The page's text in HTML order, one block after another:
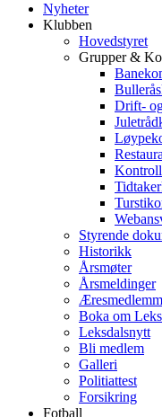
Nyheter
Klubben
Hovedstyret
Grupper &
Drift-
Styrende
Historikk
Årsmøter
Årsmeldinger
Boka om
Leksdalsnytt
Bli medlem
Galleri
Politiattest
Forsikring
Fotball